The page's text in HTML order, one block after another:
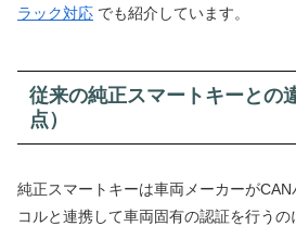
ラック対応 でも紹介しています。
従来の純正スマートキーとの
点）
純正スマートキーは車両メーカーが
コルと連携して車両固有の認証を行う